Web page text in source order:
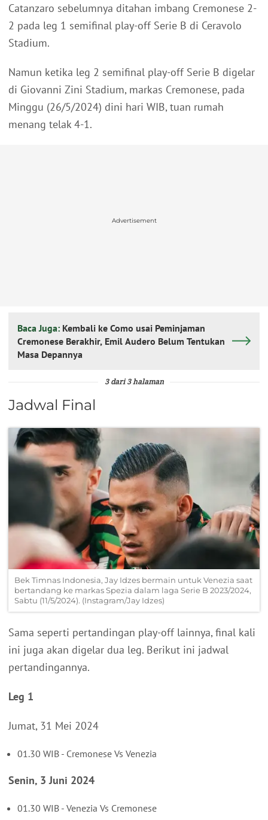
Catanzaro sebelumnya ditahan imbang Cremonese 2-
2 pada leg 1 semifinal play-off Serie B di Ceravolo
Stadium.
Namun ketika leg 2 semifinal play-off Serie B digelar
di Giovanni Zini Stadium, markas Cremonese, pada
Minggu (26/5/2024) dini hari WIB, tuan rumah
menang telak 4-1.
Advertisement
Baca Juga: Kembali ke Como usai Peminjaman
Cremonese Berakhir, Emil Audero Belum Tentukan
Masa Depannya
3 dari 3 halaman
Jadwal Final
Bek Timnas Indonesia, Jay Idzes bermain untuk Venezia saat
bertandang ke markas Spezia dalam laga Serie B 2023/2024,
Sabtu (11/5/2024). (Instagram/Jay Idzes)
Sama seperti pertandingan play-off lainnya, final kali
ini juga akan digelar dua leg. Berikut ini jadwal
pertandingannya.
Leg 1
Jumat, 31 Mei 2024
01.30 WIB - Cremonese Vs Venezia
Senin, 3 Juni 2024
01.30 WIB - Venezia Vs Cremonese